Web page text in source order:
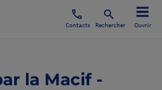
Contacts Rechercher Ouvrir
la Macif -